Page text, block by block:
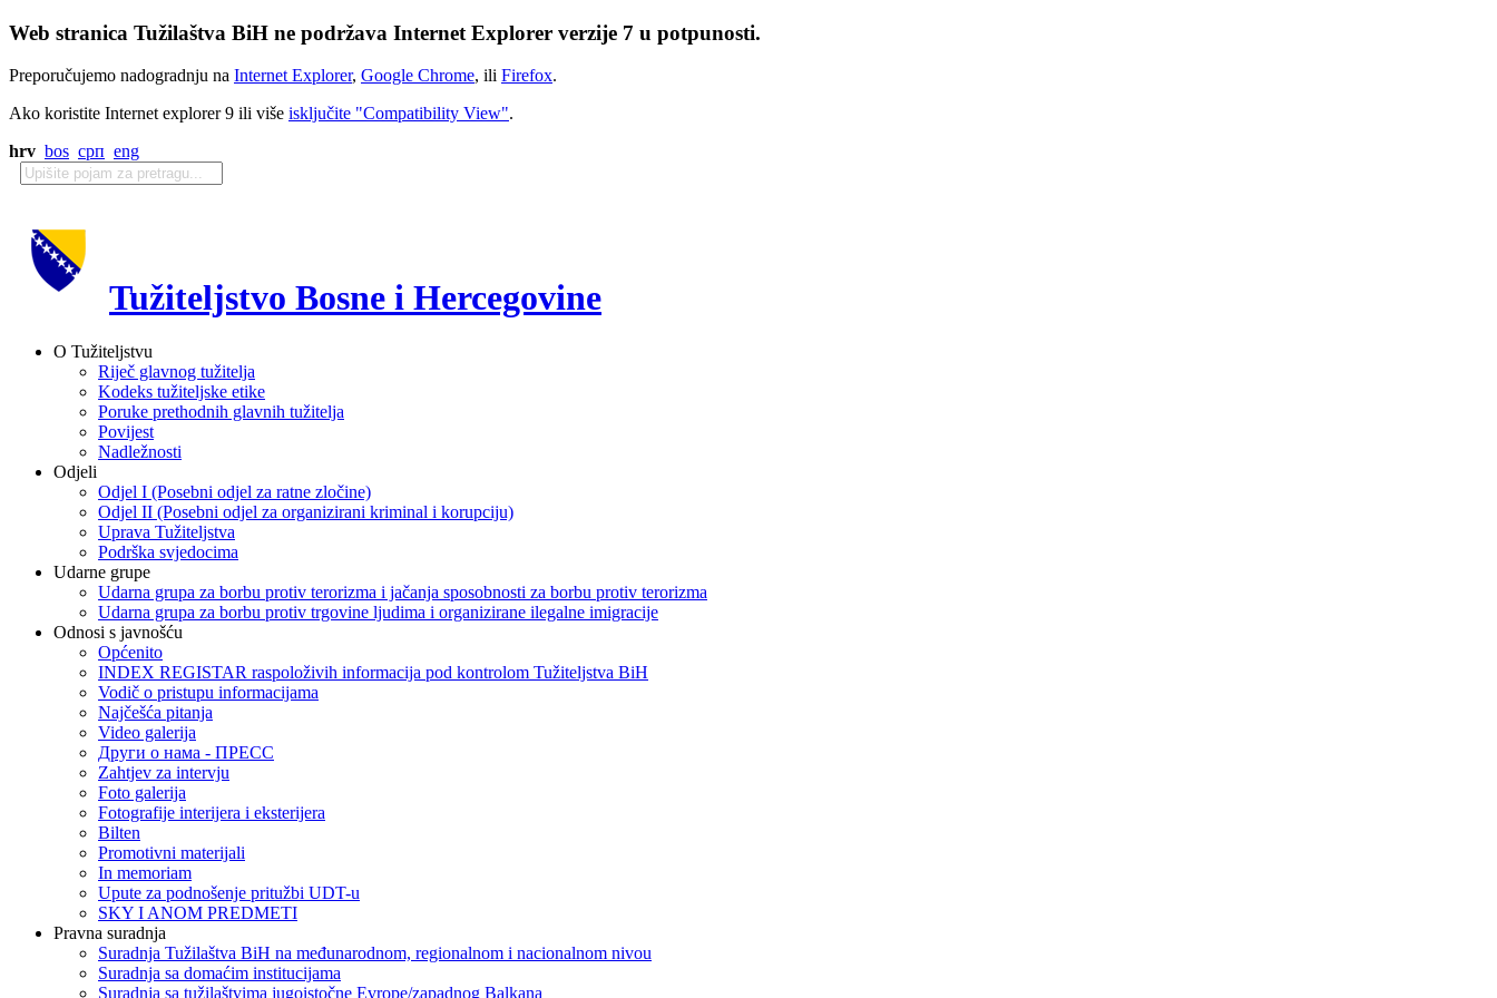
Web stranica Tužilaštva BiH ne podržava Internet Explorer verzije 7 u potpunosti.
Preporučujemo nadogradnju na Internet Explorer, Google Chrome, ili Firefox.
Ako koristite Internet explorer 9 ili više isključite "Compatibility View".
hrv bos срп eng
Tužiteljstvo Bosne i Hercegovine
O Tužiteljstvu
Riječ glavnog tužitelja
Kodeks tužiteljske etike
Poruke prethodnih glavnih tužitelja
Povijest
Nadležnosti
Odjeli
Odjel I (Posebni odjel za ratne zločine)
Odjel II (Posebni odjel za organizirani kriminal i korupciju)
Uprava Tužiteljstva
Podrška svjedocima
Udarne grupe
Udarna grupa za borbu protiv terorizma i jačanja sposobnosti za borbu protiv terorizma
Udarna grupa za borbu protiv trgovine ljudima i organizirane ilegalne imigracije
Odnosi s javnošću
Općenito
INDEX REGISTAR raspoloživih informacija pod kontrolom Tužiteljstva BiH
Vodič o pristupu informacijama
Najčešća pitanja
Video galerija
Други о нама - ПРЕСC
Zahtjev za intervju
Foto galerija
Fotografije interijera i eksterijera
Bilten
Promotivni materijali
In memoriam
Upute za podnošenje pritužbi UDT-u
SKY I ANOM PREDMETI
Pravna suradnja
Suradnja Tužilaštva BiH na međunarodnom, regionalnom i nacionalnom nivou
Suradnja sa domaćim institucijama
Suradnja sa tužilaštvima jugoistočne Evrope/zapadnog Balkana